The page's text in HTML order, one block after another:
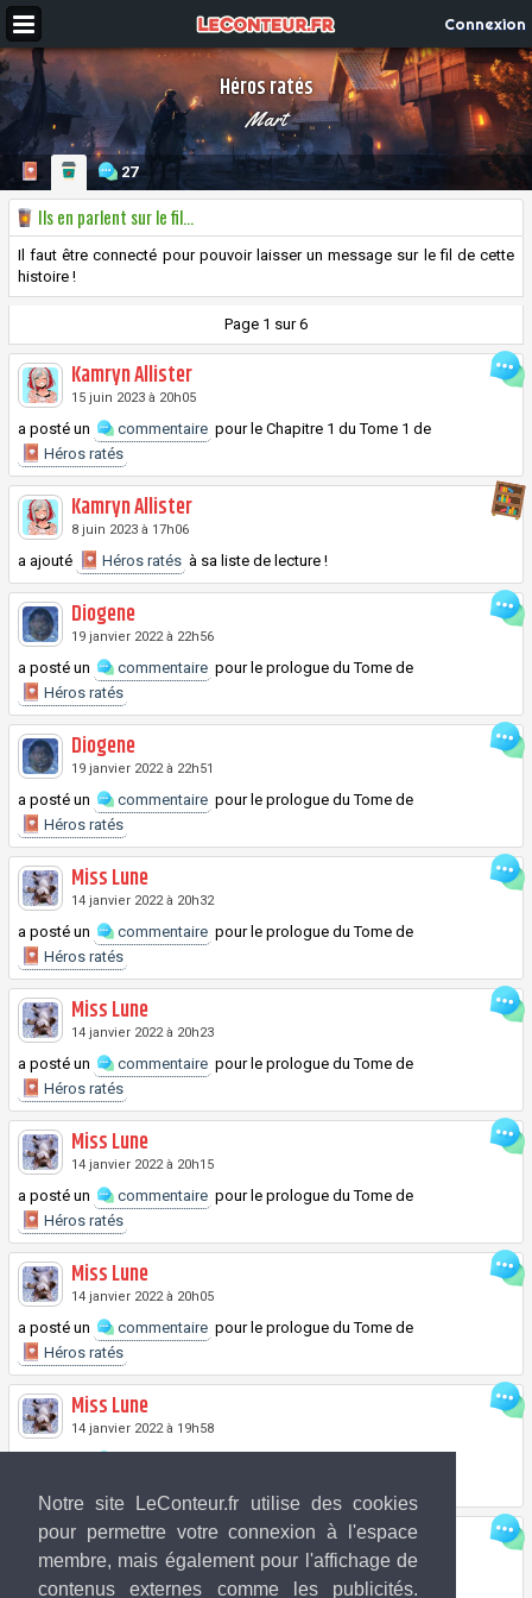
Notre site LeConteur.fr utilise des cookies
pour permettre votre connexion à l'espace
membre, mais également pour l'affichage de
contenus externes comme les publicités.
Connexion
Héros ratés
Mart
27
Ils en parlent sur le fil...
Il faut être connecté pour pouvoir laisser un message sur le fil de cette
histoire !
Page 1 sur 6
Kamryn Allister
15 juin 2023 à 20h05
a posté un commentaire pour le Chapitre 1 duTome 1 de
Héros ratés
Kamryn Allister
8 juin 2023 à 17h06
a ajouté Héros ratés à sa liste de lecture !
Diogene
19 janvier 2022 à 22h56
a posté un commentaire pour le prologue duTome de
Héros ratés
Diogene
19 janvier 2022 à 22h51
a posté un commentaire pour le prologue duTome de
Héros ratés
Miss Lune
14 janvier 2022 à 20h32
a posté un commentaire pour le prologue duTome de
Héros ratés
Miss Lune
14 janvier 2022 à 20h23
a posté un commentaire pour le prologue duTome de
Héros ratés
Miss Lune
14 janvier 2022 à 20h15
a posté un commentaire pour le prologue duTome de
Héros ratés
Miss Lune
14 janvier 2022 à 20h05
a posté un commentaire pour le prologue duTome de
Héros ratés
Miss Lune
14 janvier 2022 à 19h58
Miss Lune
14 janvier 2022 à 19h18
a posté un commentaire pour le prologue duTomede